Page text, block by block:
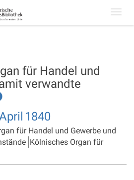
für Handel und
verwandte
1840
für Handel und Gewerbe und
Kölnisches Organ für